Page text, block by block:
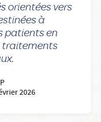
orientées vers
à
patients en
traitements
2026